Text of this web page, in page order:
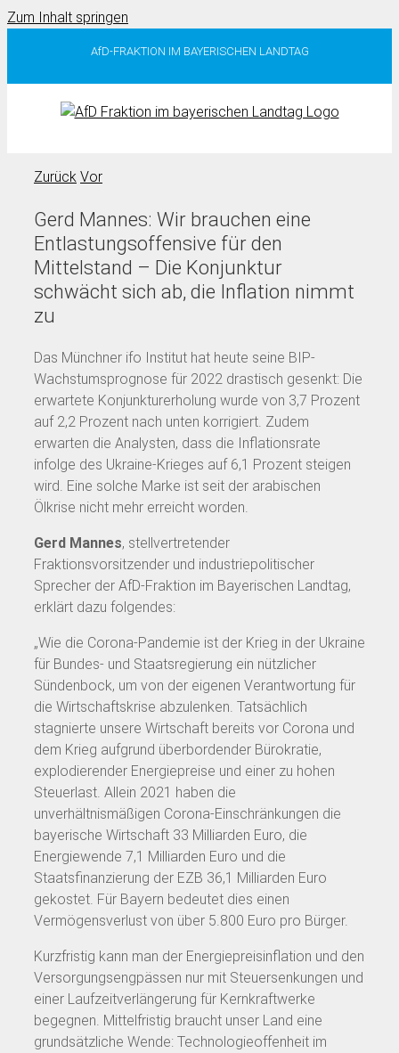
Zum Inhalt springen
AfD-FRAKTION IM BAYERISCHEN LANDTAG
Zurück Vor
Gerd Mannes: Wir brauchen eine
Entlastungsoffensive für den
Mittelstand – Die Konjunktur
schwächt sich ab, die Inflation nimmt
zu
Das Münchner ifo Institut hat heute seine BIP-
Wachstumsprognose für 2022 drastisch gesenkt: Die
erwartete Konjunkturerholung wurde von 3,7 Prozent
auf 2,2 Prozent nach unten korrigiert. Zudem
erwarten die Analysten, dass die Inflationsrate
infolge des Ukraine-Krieges auf 6,1 Prozent steigen
wird. Eine solche Marke ist seit der arabischen
Ölkrise nicht mehr erreicht worden.
Gerd Mannes, stellvertretender
Fraktionsvorsitzender und industriepolitischer
Sprecher der AfD-Fraktion im Bayerischen Landtag,
erklärt dazu folgendes:
„Wie die Corona-Pandemie ist der Krieg in der Ukraine
für Bundes- und Staatsregierung ein nützlicher
Sündenbock, um von der eigenen Verantwortung für
die Wirtschaftskrise abzulenken. Tatsächlich
stagnierte unsere Wirtschaft bereits vor Corona und
dem Krieg aufgrund überbordender Bürokratie,
explodierender Energiepreise und einer zu hohen
Steuerlast. Allein 2021 haben die
unverhältnismäßigen Corona-Einschränkungen die
bayerische Wirtschaft 33 Milliarden Euro, die
Energiewende 7,1 Milliarden Euro und die
Staatsfinanzierung der EZB 36,1 Milliarden Euro
gekostet. Für Bayern bedeutet dies einen
Vermögensverlust von über 5.800 Euro pro Bürger.
Kurzfristig kann man der Energiepreisinflation und den
Versorgungsengpässen nur mit Steuersenkungen und
einer Laufzeitverlängerung für Kernkraftwerke
begegnen. Mittelfristig braucht unser Land eine
grundsätzliche Wende: Technologieoffenheit im